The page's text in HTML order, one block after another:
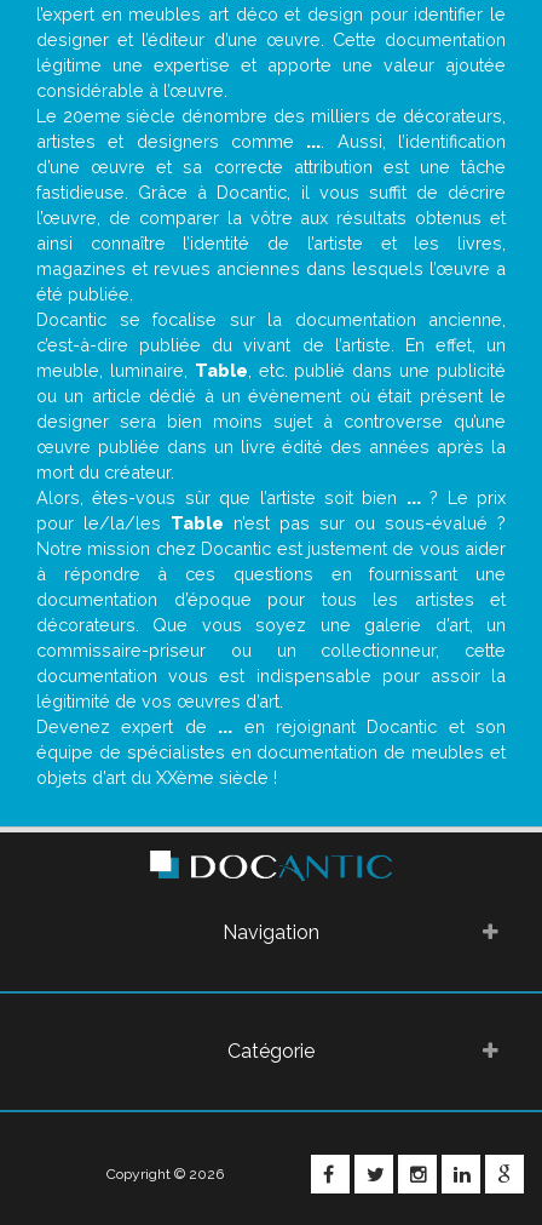
l’expert en meubles art déco et design pour identifier le
designer et l’éditeur d’une œuvre. Cette documentation
légitime une expertise et apporte une valeur ajoutée
considérable à l’œuvre.
Le 20eme siècle dénombre des milliers de décorateurs,
artistes et designers comme ... . Aussi, l’identification
d’une œuvre et sa correcte attribution est une tâche
fastidieuse. Grâce à Docantic, il vous suffit de décrire
l’œuvre, de comparer la vôtre aux résultats obtenus et
ainsi connaître l’identité de l’artiste et les livres,
magazines et revues anciennes dans lesquels l’œuvre a
été publiée.
Docantic se focalise sur la documentation ancienne,
c’est-à-dire publiée du vivant de l’artiste. En effet, un
meuble, luminaire, Table , etc. publié dans une publicité
ou un article dédié à un évènement où était présent le
designer sera bien moins sujet à controverse qu’une
œuvre publiée dans un livre édité des années après la
mort du créateur.
Alors, êtes-vous sûr que l’artiste soit bien ...? Le prix
pour le/la/les Table n’est pas sur ou sous-évalué ?
Notre mission chez Docantic est justement de vous aider
à répondre à ces questions en fournissant une
documentation d’époque pour tous les artistes et
décorateurs. Que vous soyez une galerie d’art, un
commissaire-priseur ou un collectionneur, cette
documentation vous est indispensable pour assoir la
légitimité de vos œuvres d’art.
Devenez expert de ... en rejoignant Docantic et son
équipe de spécialistes en documentation de meubles et
objets d’art du XXème siècle !
Navigation
Catégorie
FACEBOOKTWITTER
Copyright © 2026